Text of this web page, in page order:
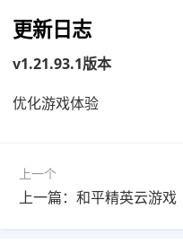
更新日志
v1.21.93.1版本
优化游戏体验
上一个
上一篇：和平精英云游戏